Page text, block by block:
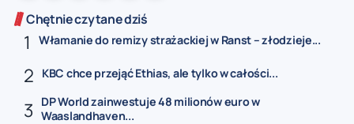
Chętnie czytane dziś
Włamanie do remizy strażackiej w Ranst – złodzieje...
KBC chce przejąć Ethias, ale tylko w całości...
DP World zainwestuje 48 milionów euro w
Waaslandhaven...